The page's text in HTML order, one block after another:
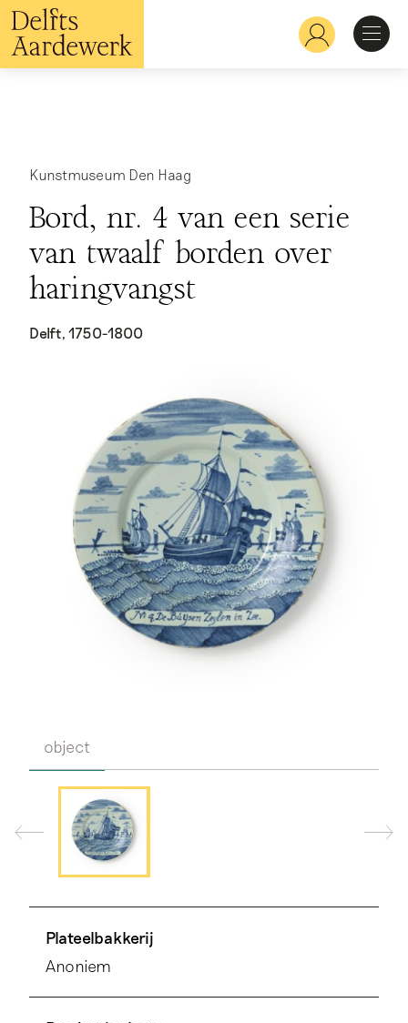
Overslaan
en
naar
de
Hoofdnavigatie
Bekijken
Verdiepen
Kunstmuseum Den Haag
Bord, nr. 4 van een serie
van twaalf borden over
haringvangst
Delft, 1750-1800
object
Plateelbakkerij
Anoniem